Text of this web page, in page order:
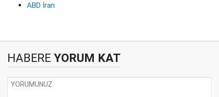
ABD İran
HABERE YORUM KAT